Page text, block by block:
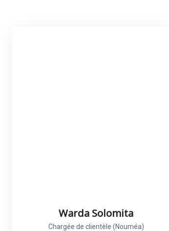
Warda Solomita
Chargée de clientèle (Nouméa)